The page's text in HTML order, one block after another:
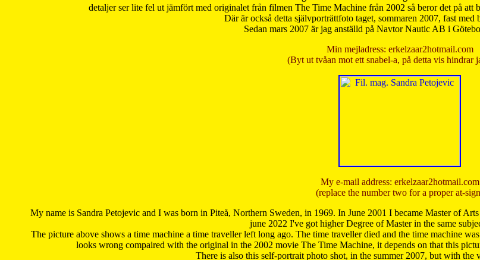
detaljer ser lite fel ut jämfört med originalet från filmen The Time Machine från 2002 så beror det på
Där är också detta självporträttfoto taget, sommaren 2007, fast
Sedan mars 2007 är jag anställd på Navtor Nautic AB i
Min mejladress: erkelzaar2hotmail.com
(Byt ut tvåan mot ett snabel-a, på detta vis hindrar
My e-mail address: erkelzaar2hotmail.com
(replace the number two for a proper at-
My name is Sandra Petojevic and I was born in Piteå, Northern Sweden, in 1969. In June 2001 I became Master of
june 2022 I've got higher Degree of Master in the same
The picture above shows a time machine a time traveller left long ago. The time traveller died and the time machine
looks wrong compaired with the original in the 2002 movie The Time Machine, it depends on that this
There is also this self-portrait photo shot, in the summer 2007, but with